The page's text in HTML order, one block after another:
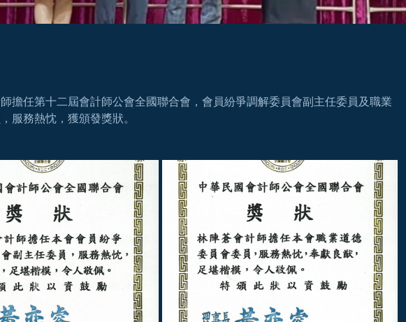
擔任第十二屆會計師公會全國聯合會，會員紛爭調解委員會副主任委員及職業
服務熱忱，獲頒發獎狀。